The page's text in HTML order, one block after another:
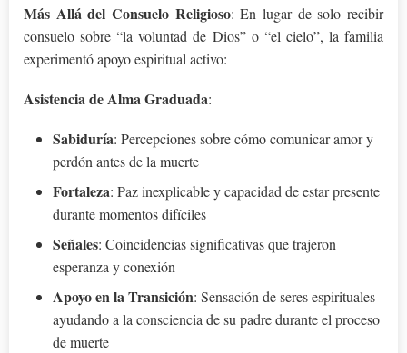
Más Allá del Consuelo Religioso: En lugar de solo recibir
consuelo sobre “la voluntad de Dios” o “el cielo”, la familia
experimentó apoyo espiritual activo:
Asistencia de Alma Graduada:
Sabiduría: Percepciones sobre cómo comunicar amor y
perdón antes de la muerte
Fortaleza: Paz inexplicable y capacidad de estar presente
durante momentos difíciles
Señales: Coincidencias significativas que trajeron
esperanza y conexión
Apoyo en la Transición: Sensación de seres espirituales
ayudando a la consciencia de su padre durante el proceso
de muerte